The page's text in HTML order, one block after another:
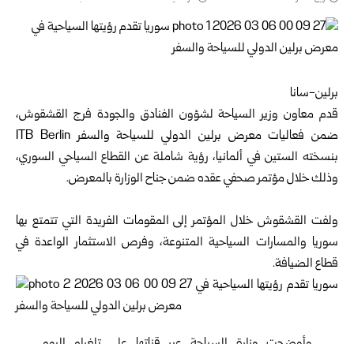
‌‏برلين-سانا
‌‏قدم معاون وزير السياحة لشؤون الفنادق والجودة فرج القشقوش،
ضمن فعاليات معرض برلين الدولي للسياحة والسفر ITB Berlin
بنسخته الستين في ألمانيا، رؤية شاملة عن القطاع السياحي السوري،
وذلك خلال مؤتمر صحفي عقده ضمن جناح الوزارة بالمعرض.
ولفت القشقوش خلال المؤتمر إلى المقومات الفريدة التي تتمتع بها
سوريا والمسارات السياحية المتنوعة، وفرص الاستثمار الواعدة في
قطاع الضيافة.